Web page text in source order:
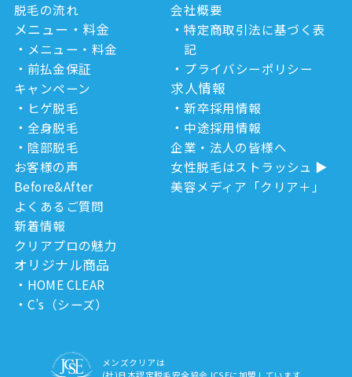
脱毛の流れ
メニュー・料金
メニュー・料金
前払金保証
キャンペーン
ヒゲ脱毛
全身脱毛
陰部脱毛
お客様の声
Before&After
よくあるご質問
新着情報
クリアプロの魅力
オリジナル商品
HOME CLEAR
C’s（シーズ）
会社概要
特定商取引法に基づく表
記
プライバシーポリシー
求人情報
新卒採用情報
中途採用情報
企業・法人の皆様へ
女性脱毛はストラッシュ
美容メディア「クリア＋」
メンズクリアは